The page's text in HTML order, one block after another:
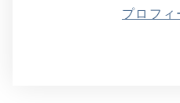
プロフィ